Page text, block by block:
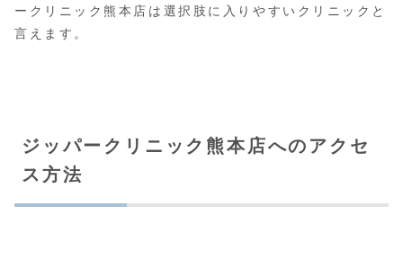
ークリニック熊本店は選択肢に入りやすいクリニックと
言えます。
ジッパークリニック熊本店へのアクセ
ス方法